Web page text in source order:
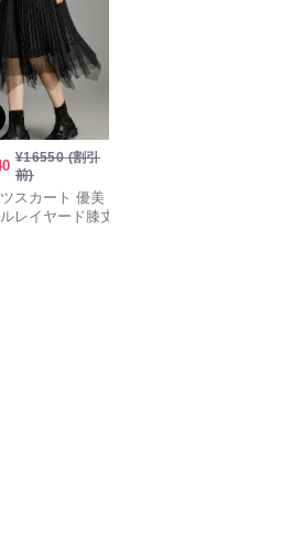
¥16550(割引
前)
スカート 優美
レイヤード膝丈